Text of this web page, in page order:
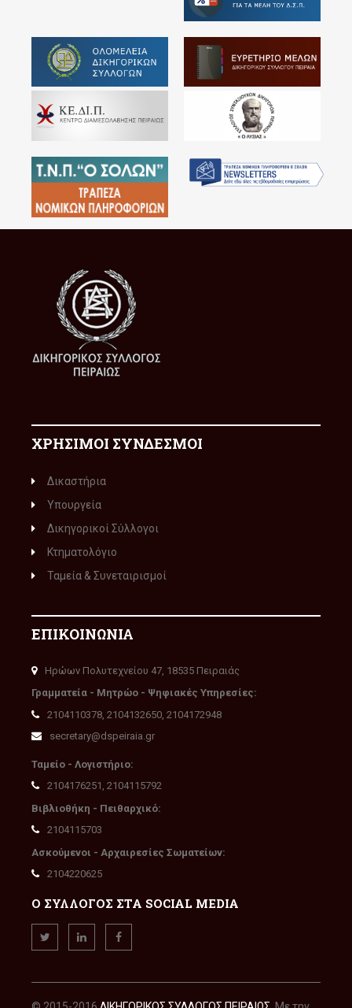
ΧΡΗΣΙΜΟΙ ΣΥΝΔΕΣΜΟΙ
Δικαστήρια
Υπουργεία
Δικηγορικοί Σύλλογοι
Κτηματολόγιο
Ταμεία & Συνεταιρισμοί
ΕΠΙΚΟΙΝΩΝΙΑ
Ηρώων Πολυτεχνείου 47, 18535 Πειραιάς
Γραμματεία - Μητρώο - Ψηφιακές Υπηρεσίες:
2104110378, 2104132650, 2104172948
secretary@dspeiraia.gr
Ταμείο - Λογιστήριο:
2104176251, 2104115792
Βιβλιοθήκη - Πειθαρχικό:
2104115703
Ασκούμενοι - Αρχαιρεσίες Σωματείων:
2104220625
Ο ΣΥΛΛΟΓΟΣ ΣΤΑ SOCIAL MEDIA